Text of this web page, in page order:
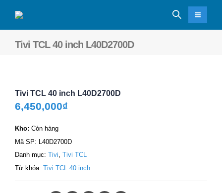
Tivi TCL 40 inch L40D2700D
Tivi TCL 40 inch L40D2700D
6,450,000₫
Kho: Còn hàng
Mã SP: L40D2700D
Danh mục: Tivi, Tivi TCL
Từ khóa: Tivi TCL 40 inch